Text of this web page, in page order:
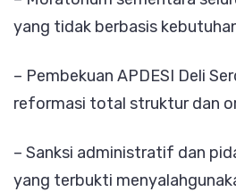
yang tidak berbasis
– Pembekuan APDESI Deli
reformasi total struktur dan
– Sanksi administratif dan
yang terbukti